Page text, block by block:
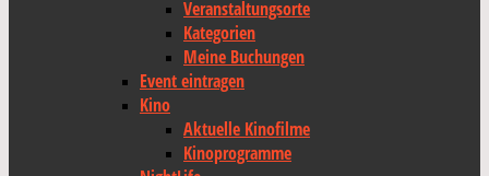
Veranstaltungsorte
Kategorien
Meine Buchungen
Event eintragen
Kino
Aktuelle Kinofilme
Kinoprogramme